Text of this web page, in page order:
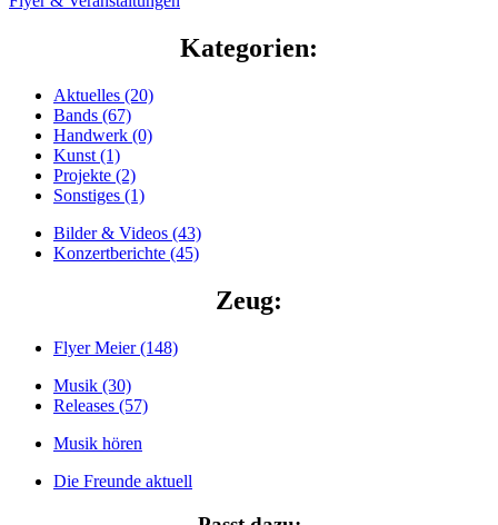
Kategorien:
Aktuelles (20)
Bands (67)
Handwerk (0)
Kunst (1)
Projekte (2)
Sonstiges (1)
Bilder & Videos (43)
Konzertberichte (45)
Zeug:
Flyer Meier (148)
Musik (30)
Releases (57)
Musik hören
Die Freunde aktuell